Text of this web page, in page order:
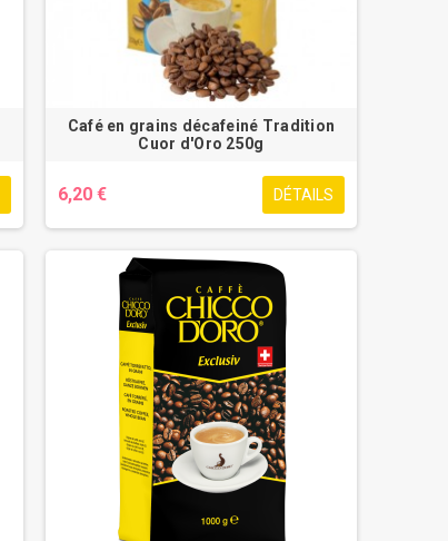
Café en grains décafeiné Tradition
Cuor d'Oro 250g
6,20 € DÉTAILS